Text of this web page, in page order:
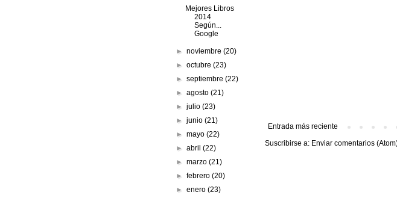
Entrada más reciente
Suscribirse a: Enviar comentarios
Mejores Libros
2014
Según...
Google
►noviembre(20)
►octubre(23)
►septiembre(22)
►agosto(21)
►julio(23)
►junio(21)
►mayo(22)
►abril(22)
►marzo(21)
►febrero(20)
►enero(23)